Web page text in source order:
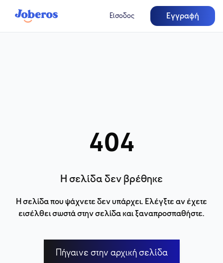
Είσοδος Εγγραφή
404
Η σελίδα δεν βρέθηκε
Η σελίδα που ψάχνετε δεν υπάρχει. Ελέγξτε αν έχετε
εισέλθει σωστά στην σελίδα και ξαναπροσπαθήστε.
Πήγαινε στην αρχική σελίδα